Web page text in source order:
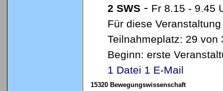
2 SWS - Fr 8.15 - 9.45
Für diese
Teilnahmeplatz: 29 von
Beginn: erste
1 Datei 1 E-Mail
15320 Bewegungswissenschaft